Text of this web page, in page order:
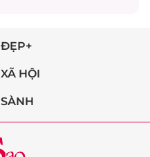
ĐẸP+
XÃ HỘI
SÀNH